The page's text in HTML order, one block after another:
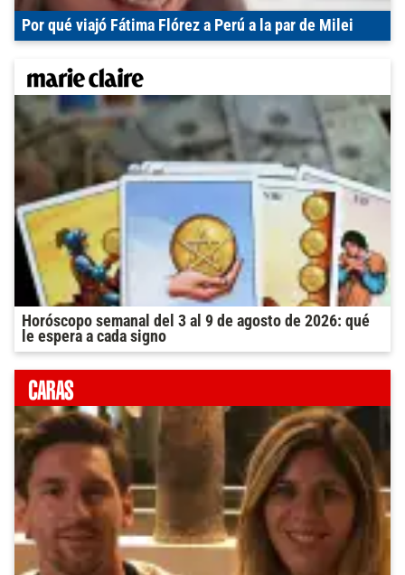
Por qué viajó Fátima Flórez a Perú a la par de Milei
Horóscopo semanal del 3 al 9 de agosto de 2026: qué
le espera a cada signo